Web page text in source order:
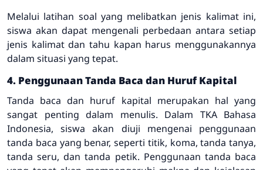
Melalui latihan soal yang melibatkan jenis kalimat ini,
siswa akan dapat mengenali perbedaan antara setiap
jenis kalimat dan tahu kapan harus menggunakannya
dalam situasi yang tepat.
4. Penggunaan Tanda Baca dan Huruf Kapital
Tanda baca dan huruf kapital merupakan hal yang
sangat penting dalam menulis. Dalam TKA Bahasa
Indonesia, siswa akan diuji mengenai penggunaan
tanda baca yang benar, seperti titik, koma, tanda tanya,
tanda seru, dan tanda petik. Penggunaan tanda baca